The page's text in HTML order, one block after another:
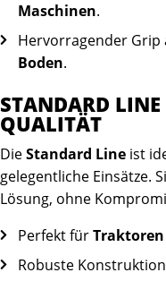
Maschinen.
Hervorragender Grip
Boden.
STANDARD LINE
QUALITÄT
DieStandard Line ist
gelegentliche Einsätze.
Lösung, ohne
Perfekt fürTraktoren
Robuste